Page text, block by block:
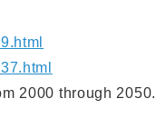
2000 through 2050.